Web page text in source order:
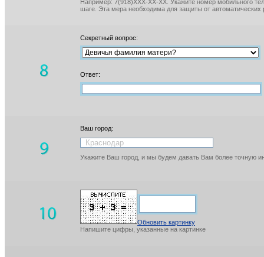
Например: 7(918)XXX-XX-XX. Укажите номер мобильного
шаге. Эта мера необходима для защиты от автоматических
Секретный вопрос:
Ответ:
Ваш город:
Укажите Ваш город, и мы будем давать Вам более точную
Обновить картинку
Напишите цифры, указанные на картинке